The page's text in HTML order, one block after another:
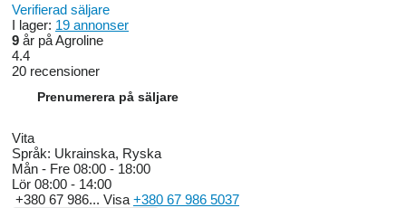
Verifierad säljare
I lager: 19 annonser
9 år på Agroline
4.4
20 recensioner
Prenumerera på säljare
Vita
Språk: Ukrainska, Ryska
Mån - Fre 08:00 - 18:00
Lör 08:00 - 14:00
+380 67 986... Visa +380 67 986 5037